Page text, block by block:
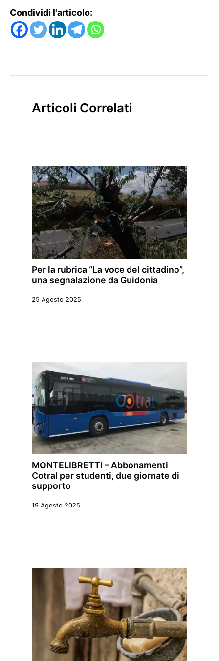
Condividi l'articolo:
Articoli Correlati
Per la rubrica “La voce del cittadino”,
una segnalazione da Guidonia
25 Agosto 2025
MONTELIBRETTI – Abbonamenti
Cotral per studenti, due giornate di
supporto
19 Agosto 2025